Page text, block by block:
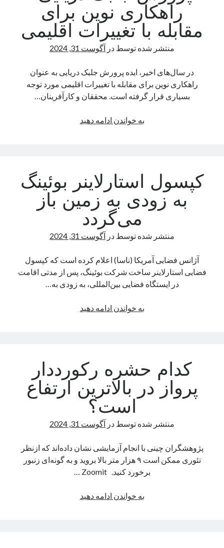
در
عنکبوتیان
راهکاری نوین برای
مقابله با تغییرات اقلیمی
منتشر شده توسط در آگوست 31, 2024
در سال‌های اخیر، ایده پرورش جلبک دریایی به عنوان
راهکاری نوین برای مقابله با تغییرات اقلیمی مورد توجه
بسیاری قرار گرفته است. محققان و کارآفرینان…
به خواندن ادامه دهید
مقابله
با
کپسول استارلاینر بوئینگ
به زودی به زمین باز
می‌گردد
منتشر شده توسط در آگوست 31, 2024
آژانس فضایی آمریکا (ناسا) اعلام کرده است که کپسول
فضایی استارلاینر ساخت شرکت بوئینگ، پس از مدتی اقامت
در ایستگاه فضایی بین‌المللی، به زودی به…
به خواندن ادامه دهید
به
زمین
باز
کدام حشره رکورددار
پرواز در بالاترین ارتفاع
است؟
منتشر شده توسط در آگوست 31, 2024
پژوهشگران چینی با انجام آزمایشی نشان داده‌اند که ازنظر
تئوری ممکن است ۹ هزار متر بالا بروید و به گونه‌ای زنبور
برخورد کنید. Zoomit …
به خواندن ادامه دهید